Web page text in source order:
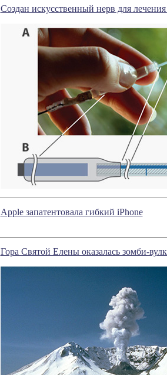
Создан искусственный нерв для
Apple запатентовала гибкий iPhone
Гора Святой Елены оказалась зомби-